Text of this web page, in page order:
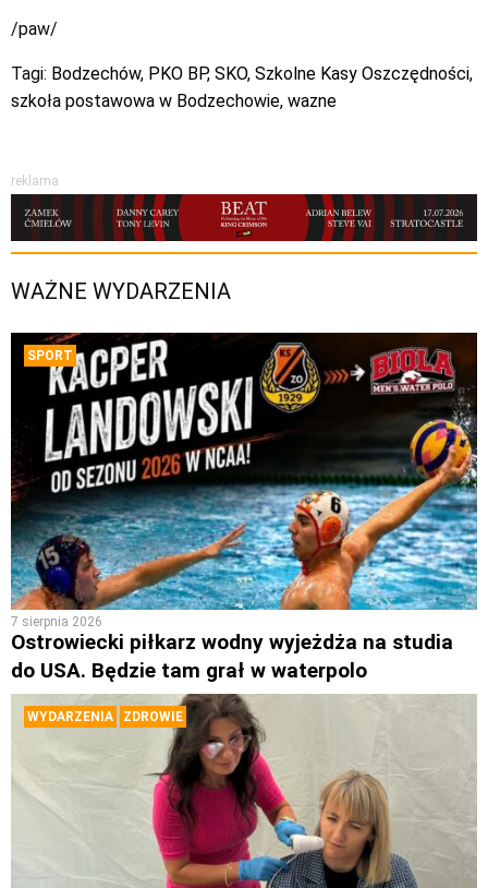
/paw/
Tagi: Bodzechów, PKO BP, SKO, Szkolne Kasy Oszczędności,
szkoła postawowa w Bodzechowie, wazne
reklama
WAŻNE WYDARZENIA
SPORT
7 sierpnia 2026
Ostrowiecki piłkarz wodny wyjeżdża na studia
do USA. Będzie tam grał w waterpolo
WYDARZENIA ZDROWIE